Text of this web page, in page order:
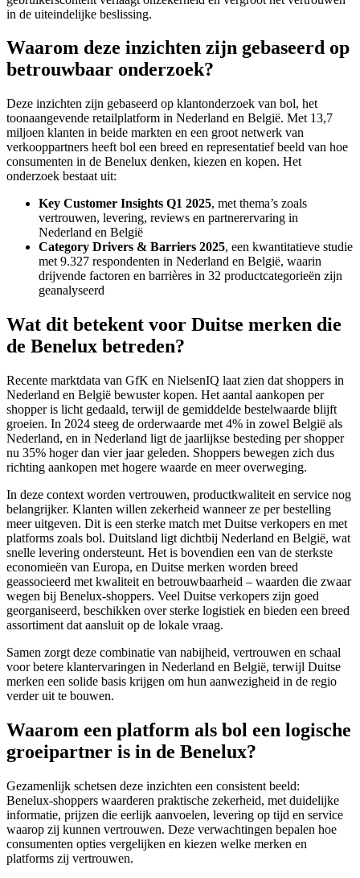
in de uiteindelijke beslissing.
Waarom deze inzichten zijn gebaseerd op
betrouwbaar onderzoek?
Deze inzichten zijn gebaseerd op klantonderzoek van bol, het
toonaangevende retailplatform in Nederland en België. Met 13,7
miljoen klanten in beide markten en een groot netwerk van
verkooppartners heeft bol een breed en representatief beeld van hoe
consumenten in de Benelux denken, kiezen en kopen. Het
onderzoek bestaat uit:
Key Customer Insights Q1 2025, met thema’s zoals
vertrouwen, levering, reviews en partnerervaring in
Nederland en België
Category Drivers & Barriers 2025, een kwantitatieve studie
met 9.327 respondenten in Nederland en België, waarin
drijvende factoren en barrières in 32 productcategorieën zijn
geanalyseerd
Wat dit betekent voor Duitse merken die
de Benelux betreden?
Recente marktdata van GfK en NielsenIQ laat zien dat shoppers in
Nederland en België bewuster kopen. Het aantal aankopen per
shopper is licht gedaald, terwijl de gemiddelde bestelwaarde blijft
groeien. In 2024 steeg de orderwaarde met 4% in zowel België als
Nederland, en in Nederland ligt de jaarlijkse besteding per shopper
nu 35% hoger dan vier jaar geleden. Shoppers bewegen zich dus
richting aankopen met hogere waarde en meer overweging.
In deze context worden vertrouwen, productkwaliteit en service nog
belangrijker. Klanten willen zekerheid wanneer ze per bestelling
meer uitgeven. Dit is een sterke match met Duitse verkopers en met
platforms zoals bol. Duitsland ligt dichtbij Nederland en België, wat
snelle levering ondersteunt. Het is bovendien een van de sterkste
economieën van Europa, en Duitse merken worden breed
geassocieerd met kwaliteit en betrouwbaarheid – waarden die zwaar
wegen bij Benelux‑shoppers. Veel Duitse verkopers zijn goed
georganiseerd, beschikken over sterke logistiek en bieden een breed
assortiment dat aansluit op de lokale vraag.
Samen zorgt deze combinatie van nabijheid, vertrouwen en schaal
voor betere klantervaringen in Nederland en België, terwijl Duitse
merken een solide basis krijgen om hun aanwezigheid in de regio
verder uit te bouwen.
Waarom een platform als bol een logische
groeipartner is in de Benelux?
Gezamenlijk schetsen deze inzichten een consistent beeld:
Benelux‑shoppers waarderen praktische zekerheid, met duidelijke
informatie, prijzen die eerlijk aanvoelen, levering op tijd en service
waarop zij kunnen vertrouwen. Deze verwachtingen bepalen hoe
consumenten opties vergelijken en kiezen welke merken en
platforms zij vertrouwen.